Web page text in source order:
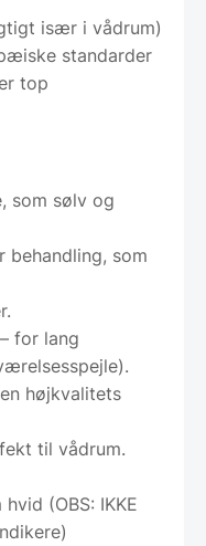
især i vådrum)
standarder
top
som sølv og
behandling, som
for lang
højkvalitets
til vådrum.
(OBS: IKKE